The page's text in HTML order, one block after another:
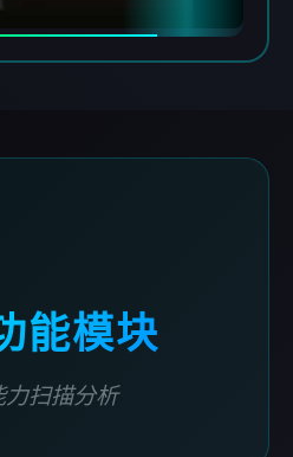
能模块
力扫描分析